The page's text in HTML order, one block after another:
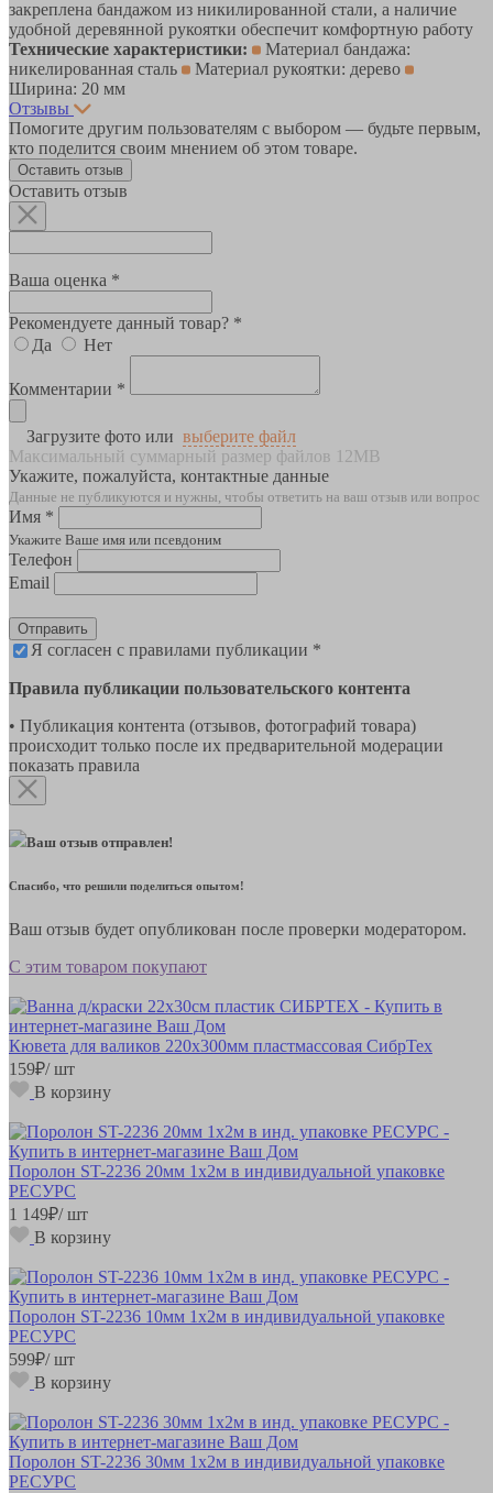
закреплена бандажом из никилированной стали, а наличие
удобной деревянной рукоятки обеспечит комфортную работу
Технические характеристики:
Материал бандажа:
никелированная сталь
Материал рукоятки: дерево
Ширина: 20 мм
Отзывы
Помогите другим пользователям с выбором — будьте первым,
кто поделится своим мнением об этом товаре.
Оставить отзыв
Оставить отзыв
Ваша оценка *
Рекомендуете данный товар? *
Да
Нет
Комментарии *
Загрузите фото или выберите файл
Максимальный суммарный размер файлов 12MB
Укажите, пожалуйста, контактные данные
Данные не публикуются и нужны, чтобы ответить на ваш отзыв или вопрос
Имя *
Укажите Ваше имя или псевдоним
Телефон
Email
Отправить
Я согласен с правилами публикации *
Правила публикации пользовательского контента
• Публикация контента (отзывов, фотографий товара)
происходит только после их предварительной модерации
показать правила
Ваш отзыв отправлен!
Спасибо, что решили поделиться опытом!
Ваш отзыв будет опубликован после проверки модератором.
С этим товаром покупают
Кювета для валиков 220х300мм пластмассовая СибрТех
159₽/ шт
В корзину
Поролон ST-2236 20мм 1х2м в индивидуальной упаковке
РЕСУРС
1 149₽/ шт
В корзину
Поролон ST-2236 10мм 1х2м в индивидуальной упаковке
РЕСУРС
599₽/ шт
В корзину
Поролон ST-2236 30мм 1х2м в индивидуальной упаковке
РЕСУРС